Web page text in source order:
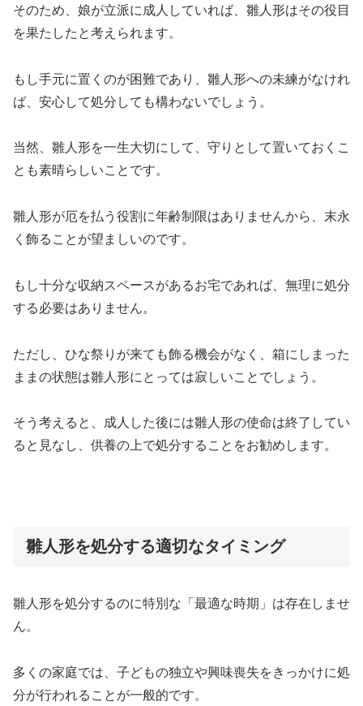
そのため、娘が立派に成人していれば、雛人形はその役目
を果たしたと考えられます。
もし手元に置くのが困難であり、雛人形への未練がなけれ
ば、安心して処分しても構わないでしょう。
当然、雛人形を一生大切にして、守りとして置いておくこ
とも素晴らしいことです。
雛人形が厄を払う役割に年齢制限はありませんから、末永
く飾ることが望ましいのです。
もし十分な収納スペースがあるお宅であれば、無理に処分
する必要はありません。
ただし、ひな祭りが来ても飾る機会がなく、箱にしまった
ままの状態は雛人形にとっては寂しいことでしょう。
そう考えると、成人した後には雛人形の使命は終了してい
ると見なし、供養の上で処分することをお勧めします。
雛人形を処分する適切なタイミング
雛人形を処分するのに特別な「最適な時期」は存在しませ
ん。
多くの家庭では、子どもの独立や興味喪失をきっかけに処
分が行われることが一般的です。